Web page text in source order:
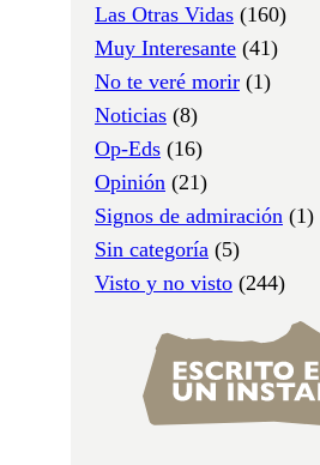
Las Otras Vidas (160)
Muy Interesante (41)
No te veré morir (1)
Noticias (8)
Op-Eds (16)
Opinión (21)
Signos de admiración (1)
Sin categoría (5)
Visto y no visto (244)